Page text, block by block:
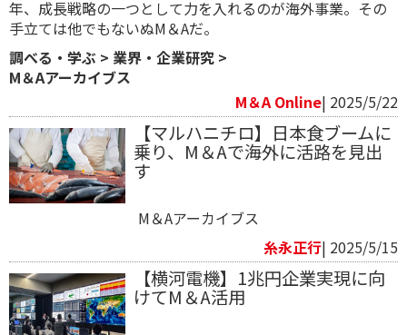
年、成長戦略の一つとして力を入れるのが海外事業。その
手立ては他でもないぬM＆Aだ。
調べる・学ぶ > 業界・企業研究 >
M＆Aアーカイブス
M＆A Online| 2025/5/22
【マルハニチロ】日本食ブームに
乗り、M＆Aで海外に活路を見出
す
M＆Aアーカイブス
糸永正行| 2025/5/15
【横河電機】1兆円企業実現に向
けてM＆A活用